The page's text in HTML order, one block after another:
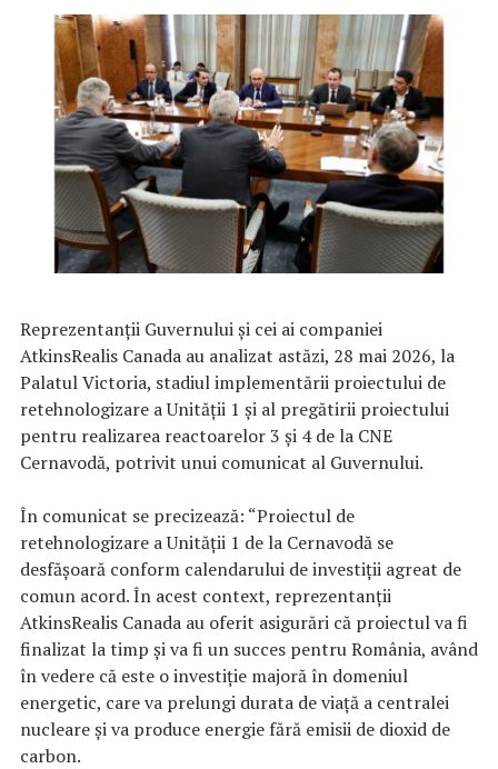
Reprezentanții Guvernului și cei ai companiei
AtkinsRealis Canada au analizat astăzi, 28 mai 2026, la
Palatul Victoria, stadiul implementării proiectului de
retehnologizare a Unității 1 și al pregătirii proiectului
pentru realizarea reactoarelor 3 și 4 de la CNE
Cernavodă, potrivit unui comunicat al Guvernului.
În comunicat se precizează: “Proiectul de
retehnologizare a Unității 1 de la Cernavodă se
desfășoară conform calendarului de investiții agreat de
comun acord. În acest context, reprezentanții
AtkinsRealis Canada au oferit asigurări că proiectul va fi
finalizat la timp și va fi un succes pentru România, având
în vedere că este o investiție majoră în domeniul
energetic, care va prelungi durata de viață a centralei
nucleare și va produce energie fără emisii de dioxid de
carbon.